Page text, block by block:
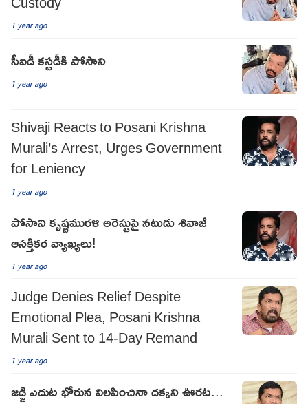
1 year ago
సీఐడీ కస్టడీకి పోసాని
1 year ago
Shivaji Reacts to Posani Krishna
Murali’s Arrest, Urges Government
for Leniency
1 year ago
పోసాని కృష్ణ‌ముర‌ళి అరెస్టుపై న‌టుడు శివాజీ
ఆస‌క్తిక‌ర వ్యాఖ్య‌లు!
1 year ago
Judge Denies Relief Despite
Emotional Plea, Posani Krishna
Murali Sent to 14-Day Remand
1 year ago
జడ్జి ఎదుట భోరున విలపించినా దక్కని ఊరట...